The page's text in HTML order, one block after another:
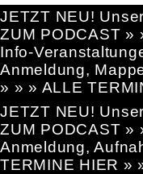
JETZT NEU!
ZUM PODCAST »
Info-
Anmeldung,
» » » ALLE
JETZT NEU!
ZUM PODCAST »
Anmeldung,
TERMINE HIER »